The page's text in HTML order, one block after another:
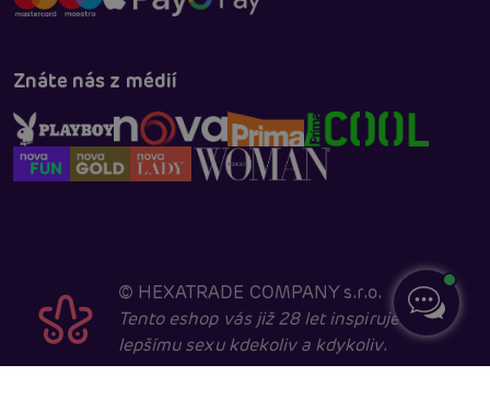
Znáte nás z médií
© HEXATRADE COMPANY s.r.o.
Tento eshop vás již 28 let inspiruje k
lepšímu sexu kdekoliv a kdykoliv.